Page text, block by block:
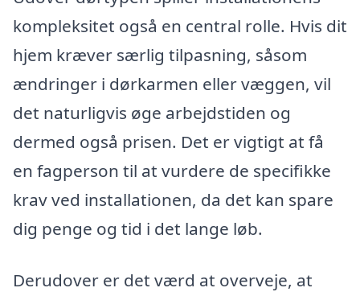
kompleksitet også en central rolle. Hvis dit
hjem kræver særlig tilpasning, såsom
ændringer i dørkarmen eller væggen, vil
det naturligvis øge arbejdstiden og
dermed også prisen. Det er vigtigt at få
en fagperson til at vurdere de specifikke
krav ved installationen, da det kan spare
dig penge og tid i det lange løb.
Derudover er det værd at overveje, at